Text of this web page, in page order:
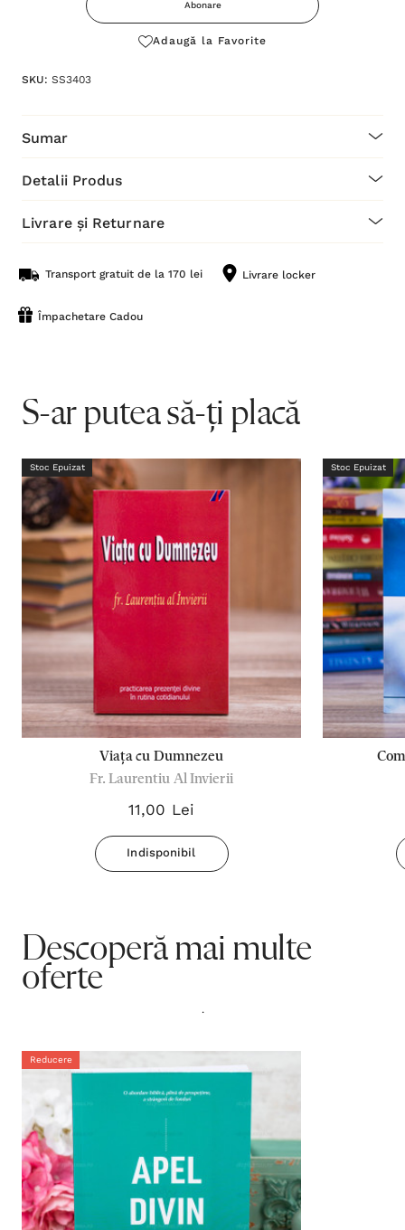
Abonare
Adaugă la Favorite
SKU: SS3403
Sumar
Detalii Produs
Livrare și Returnare
Transport gratuit de la 170 lei Livrare locker
Împachetare Cadou
S-ar putea să-ți placă
Stoc Epuizat
Viața cu Dumnezeu
Fr. Laurentiu Al Invierii
11,00 Lei
Indisponibil
Stoc Epuizat
Descoperă mai multe
oferte
.
Reducere